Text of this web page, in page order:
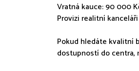
Vratná kauce: 90 000
Provizi realitní
Pokud hledáte kvalitní
dostupností do centra,